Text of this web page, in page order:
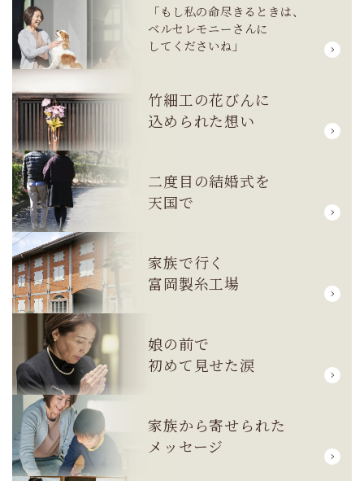
「もし私の命尽きるときは、
ベルセレモニーさんに
してくださいね」
竹細工の花びんに
込められた想い
二度目の結婚式を
天国で
家族で行く
富岡製糸工場
娘の前で
初めて見せた涙
家族から寄せられた
メッセージ